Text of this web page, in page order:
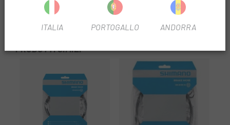
RECENSIONI TRUSTED SHOPS
PRODOTTI SIMILI
ITALIA PORTOGALLO ANDORRA